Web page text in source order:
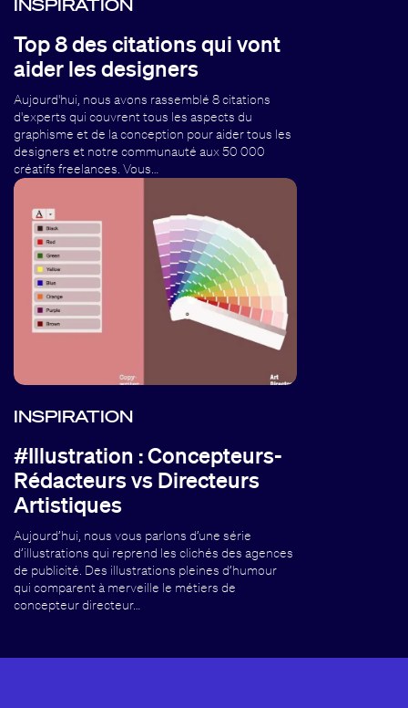
INSPIRATION
Top 8 des citations qui vont
aider les designers
Aujourd'hui, nous avons rassemblé 8 citations
d'experts qui couvrent tous les aspects du
graphisme et de la conception pour aider tous les
designers et notre communauté aux 50 000
créatifs freelances. Vous…
INSPIRATION
#Illustration : Concepteurs-
Rédacteurs vs Directeurs
Artistiques
Aujourd’hui, nous vous parlons d’une série
d’illustrations qui reprend les clichés des agences
de publicité. Des illustrations pleines d’humour
qui comparent à merveille le métiers de
concepteur directeur…